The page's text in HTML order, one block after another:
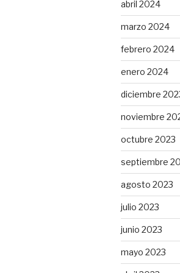
abril 2024
marzo 2024
febrero 2024
enero 2024
diciembre
noviembre
octubre 2023
septiembre
agosto 2023
julio 2023
junio 2023
mayo 2023